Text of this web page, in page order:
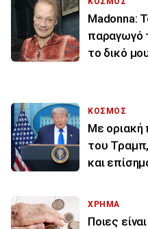
Madonna:
παραγωγό
το δικό
ΚΟΣΜΟΣ
Με οριακή
του
και
ΧΡΗΜΑ
Ποιες